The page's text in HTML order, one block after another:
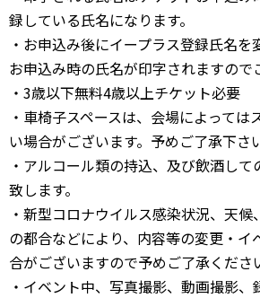
録している氏名になります。
・お申込み後にイープラス登録氏名を
お申込み時の氏名が印字されますので
・3歳以下無料4歳以上チケット必要
・車椅子スペースは、会場によっては
い場合がございます。予めご了承下さ
・アルコール類の持込、及び飲酒して
致します。
・新型コロナウイルス感染状況、天
の都合などにより、内容等の変更・イ
合がございますので予めご了承くださ
・イベント中、写真撮影、動画撮影